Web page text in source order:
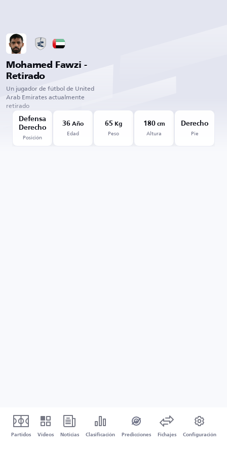
Mohamed Fawzi -
Retirado
Un jugador de fútbol de United
Arab Emirates actualmente
retirado
Defensa
Derecho
Posición
36 Año
Edad
65 Kg
Peso
180cm
Altura
Derecho
Pie
Partidos Vídeos Noticias Clasificación Predicciones Fichajes Configuración